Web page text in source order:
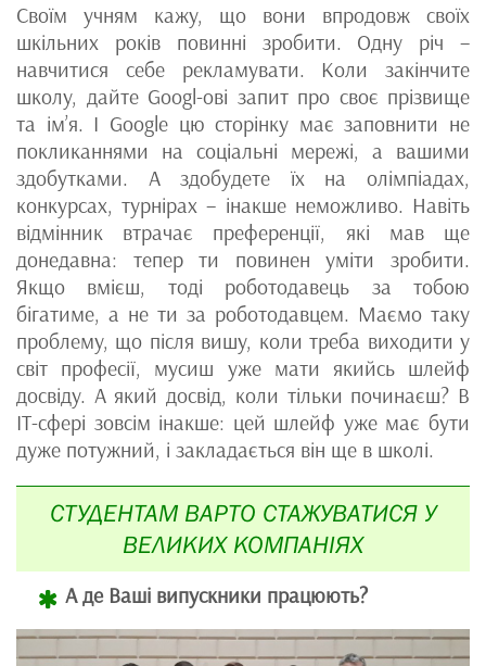
Своїм учням кажу, що вони впродовж своїх
шкільних років повинні зробити. Одну річ –
навчитися себе рекламувати. Коли закінчите
школу, дайте Googl-ові запит про своє прізвище
та ім’я. І Google цю сторінку має заповнити не
покликаннями на соціальні мережі, а вашими
здобутками. А здобудете їх на олімпіадах,
конкурсах, турнірах – інакше неможливо. Навіть
відмінник втрачає преференції, які мав ще
донедавна: тепер ти повинен уміти зробити.
Якщо вмієш, тоді роботодавець за тобою
бігатиме, а не ти за роботодавцем. Маємо таку
проблему, що після вишу, коли треба виходити у
світ професії, мусиш уже мати якийсь шлейф
досвіду. А який досвід, коли тільки починаєш? В
IT-сфері зовсім інакше: цей шлейф уже має бути
дуже потужний, і закладається він ще в школі.
СТУДЕНТАМ ВАРТО СТАЖУВАТИСЯ У
ВЕЛИКИХ КОМПАНІЯХ
А де Ваші випускники працюють?